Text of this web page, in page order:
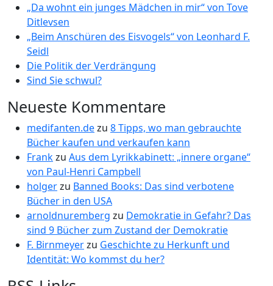
„Da wohnt ein junges Mädchen in mir“ von Tove
Ditlevsen
„Beim Anschüren des Eisvogels“ von Leonhard F.
Seidl
Die Politik der Verdrängung
Sind Sie schwul?
Neueste Kommentare
medifanten.dezu 8 Tipps, wo man gebrauchte
Bücher kaufen und verkaufen kann
Frankzu Aus dem Lyrikkabinett: „innere organe“
von Paul-Henri Campbell
holgerzu Banned Books: Das sind verbotene
Bücher in den USA
arnoldnuremberg zu Demokratie in Gefahr? Das
sind 9 Bücher zum Zustand der Demokratie
F. Birnmeyerzu Geschichte zu Herkunft und
Identität: Wo kommst du her?